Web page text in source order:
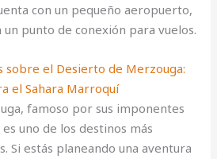
con un pequeño aeropuerto,
punto de conexión para vuelos.
sobre el Desierto de Merzouga:
el Sahara Marroquí
famoso por sus imponentes
uno de los destinos más
Si estás planeando una aventura